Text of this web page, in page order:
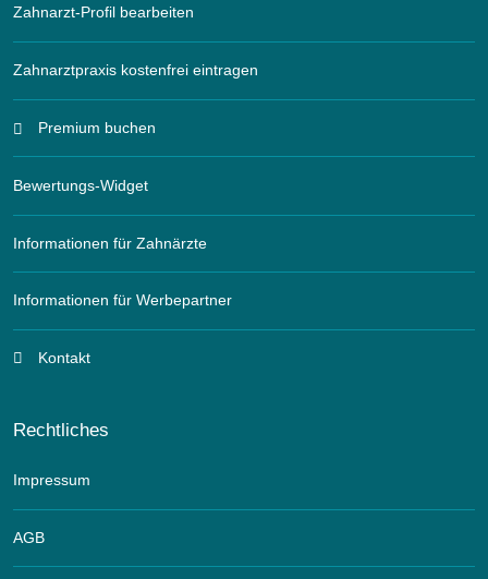
Zahnarzt-Profil bearbeiten
Zahnarztpraxis kostenfrei eintragen
Premium buchen
Bewertungs-Widget
Informationen für Zahnärzte
Informationen für Werbepartner
Kontakt
Rechtliches
Impressum
AGB